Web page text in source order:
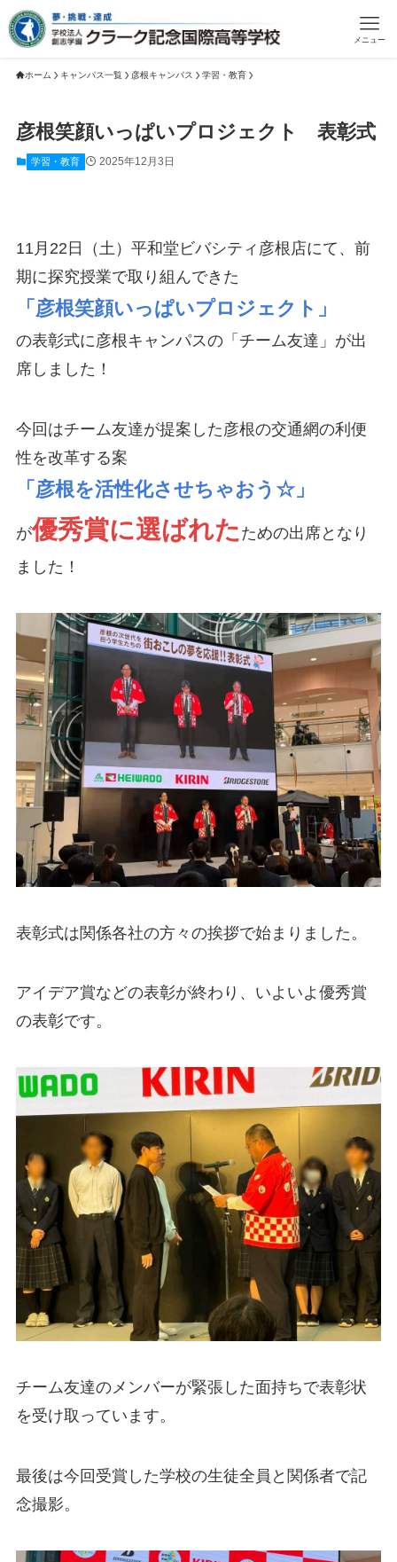
メニュー
ホーム キャンパス一覧 彦根キャンパス 学習・教育
彦根笑顔いっぱいプロジェクト 表彰式
学習・教育 2025年12月3日
11月22日（土）平和堂ビバシティ彦根店にて、前
期に探究授業で取り組んできた
「彦根笑顔いっぱいプロジェクト」
の表彰式に彦根キャンパスの「チーム友達」が出
席しました！
今回はチーム友達が提案した彦根の交通網の利便
性を改革する案
「彦根を活性化させちゃおう☆」
が優秀賞に選ばれた ための出席となり
ました！
表彰式は関係各社の方々の挨拶で始まりました。
アイデア賞などの表彰が終わり、いよいよ優秀賞
の表彰です。
チーム友達のメンバーが緊張した面持ちで表彰状
を受け取っています。
最後は今回受賞した学校の生徒全員と関係者で記
念撮影。